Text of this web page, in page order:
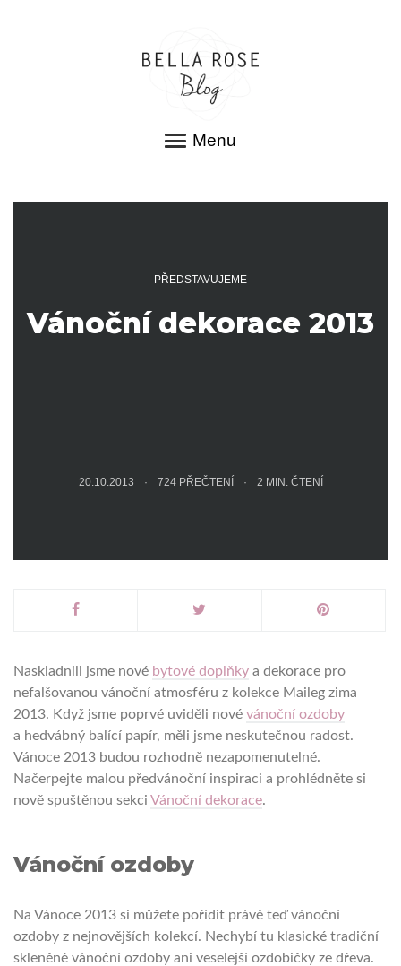
Menu
PŘEDSTAVUJEME
Vánoční dekorace 2013
20.10.2013 724 PŘEČTENÍ 2 MIN. ČTENÍ
Naskladnili jsme nové bytové doplňky a dekorace pro
nefalšovanou vánoční atmosféru z kolekce Maileg zima
2013. Když jsme poprvé uviděli nové vánoční ozdoby
a hedvábný balící papír, měli jsme neskutečnou radost.
Vánoce 2013 budou rozhodně nezapomenutelné.
Načerpejte malou předvánoční inspiraci a prohlédněte si
nově spuštěnou sekci Vánoční dekorace.
Vánoční ozdoby
Na Vánoce 2013 si můžete pořídit právě teď vánoční
ozdoby z nejnovějších kolekcí. Nechybí tu klasické tradiční
skleněné vánoční ozdoby ani veselejší ozdobičky ze dřeva.